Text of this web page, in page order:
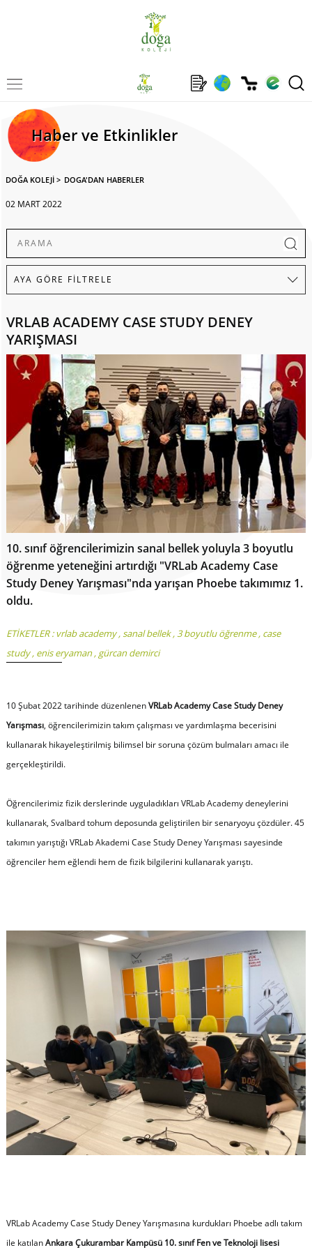
Haber ve Etkinlikler
DOĞA KOLEJİ > DOGA'DAN HABERLER
02 MART 2022
VRLAB ACADEMY CASE STUDY DENEY
YARIŞMASI
10. sınıf öğrencilerimizin sanal bellek yoluyla 3 boyutlu
öğrenme yeteneğini artırdığı "VRLab Academy Case
Study Deney Yarışması"nda yarışan Phoebe takımımız 1.
oldu.
ETİKETLER :vrlab academy,sanal bellek,3 boyutlu öğrenme, case
study, enis eryaman, gürcan demirci
10 Şubat 2022 tarihinde düzenlenenVRLab Academy Case Study Deney
Yarışması, öğrencilerimizin takım çalışması ve yardımlaşma becerisini
kullanarak hikayeleştirilmiş bilimsel bir soruna çözüm bulmaları amacı ile
gerçekleştirildi.
Öğrencilerimiz fizik derslerinde uyguladıkları VRLab Academy deneylerini
kullanarak, Svalbard tohum deposunda geliştirilen bir senaryoyu çözdüler. 45
takımın yarıştığı VRLab Akademi Case Study Deney Yarışması sayesinde
öğrenciler hem eğlendi hem de fizik bilgilerini kullanarak yarıştı.
VRLab Academy Case Study Deney Yarışmasına kurdukları Phoebe adlı takım
ile katılanAnkara Çukurambar Kampüsü 10. sınıf Fen ve Teknoloji lisesi